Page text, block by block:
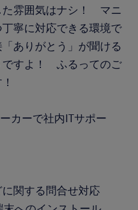
雰囲気はナシ！ マニ
寧に対応できる環境で
ありがとう」が聞ける
ですよ！ ふるってのご
カーで社内ITサポー
関する問合せ対応